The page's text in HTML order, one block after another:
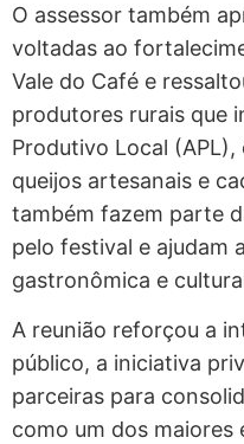
O assessor também
voltadas ao
Vale do Café e
produtores rurais que
Produtivo Local
queijos artesanais e
também fazem parte
pelo festival e ajudam
gastronômica e
A reunião reforçou a
público, a iniciativa
parceiras para
como um dos